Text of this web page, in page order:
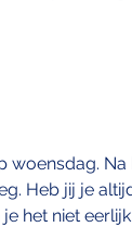
woensdag.
Heb jij je
het niet